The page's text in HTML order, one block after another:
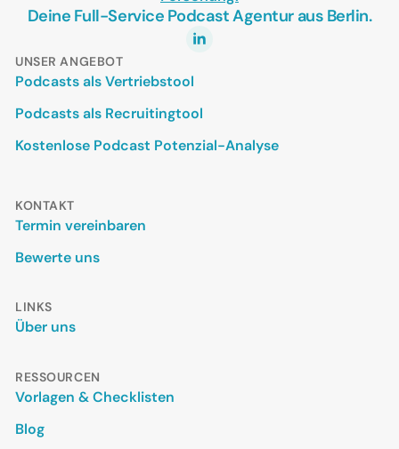
Deine Full-Service Podcast Agentur aus Berlin.
UNSER ANGEBOT
Podcasts als Vertriebstool
Podcasts als Recruitingtool
Kostenlose Podcast Potenzial-Analyse
KONTAKT
Termin vereinbaren
Bewerte uns
LINKS
Über uns
RESSOURCEN
Vorlagen & Checklisten
Blog